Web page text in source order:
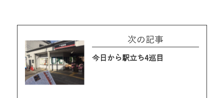
次の記事
今日から駅立ち4巡目